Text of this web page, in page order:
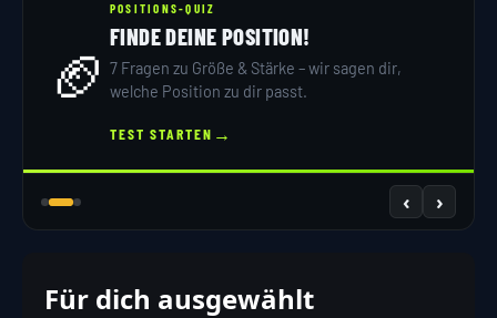
🏈
POSITIONS-QUIZ
FINDE DEINE POSITION!
7 Fragen zu Größe & Stärke – wir sagen dir,
welche Position zu dir passt.
TEST STARTEN →
‹ ›
Für dich ausgewählt